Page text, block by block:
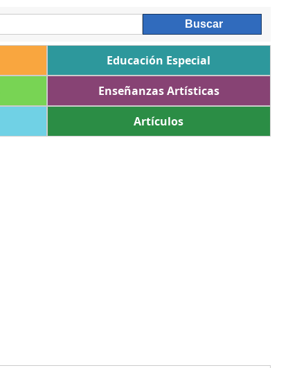
Educación Especial
Enseñanzas Artísticas
Artículos